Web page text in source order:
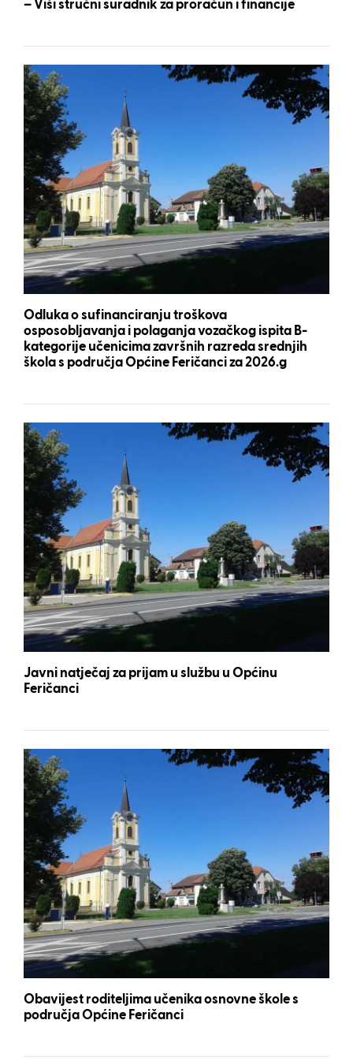
– Viši stručni suradnik za proračun i financije
Odluka o sufinanciranju troškova
osposobljavanja i polaganja vozačkog ispita B-
kategorije učenicima završnih razreda srednjih
škola s područja Općine Feričanci za 2026.g
Javni natječaj za prijam u službu u Općinu
Feričanci
Obavijest roditeljima učenika osnovne škole s
područja Općine Feričanci